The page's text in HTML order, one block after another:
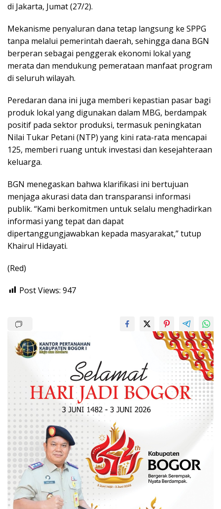
di Jakarta, Jumat (27/2).
Mekanisme penyaluran dana tetap langsung ke SPPG
tanpa melalui pemerintah daerah, sehingga dana BGN
berperan sebagai penggerak ekonomi lokal yang
merata dan mendukung pemerataan manfaat program
di seluruh wilayah.
Peredaran dana ini juga memberi kepastian pasar bagi
produk lokal yang digunakan dalam MBG, berdampak
positif pada sektor produksi, termasuk peningkatan
Nilai Tukar Petani (NTP) yang kini rata-rata mencapai
125, memberi ruang untuk investasi dan kesejahteraan
keluarga.
BGN menegaskan bahwa klarifikasi ini bertujuan
menjaga akurasi data dan transparansi informasi
publik. “Kami berkomitmen untuk selalu menghadirkan
informasi yang tepat dan dapat
dipertanggungjawabkan kepada masyarakat,” tutup
Khairul Hidayati.
(Red)
Post Views: 947